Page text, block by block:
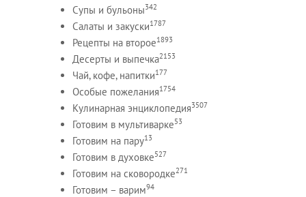
Супы и бульоны342
Салаты и закуски1787
Рецепты на второе1893
Десерты и выпечка2153
Чай, кофе, напитки177
Особые пожелания1754
Кулинарная энциклопедия3507
Готовим в мультиварке53
Готовим на пару13
Готовим в духовке527
Готовим на сковородке271
Готовим – варим94